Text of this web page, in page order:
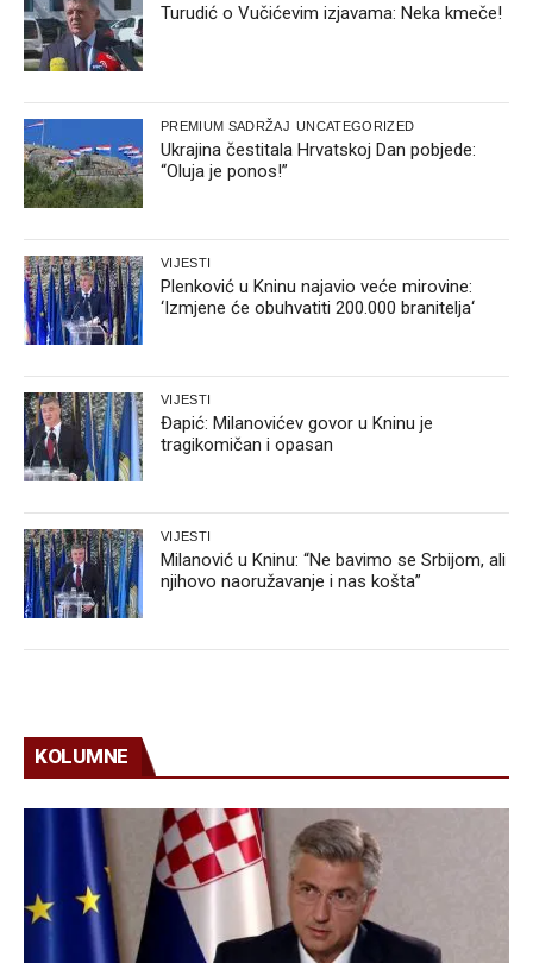
Turudić o Vučićevim izjavama: Neka kmeče!
PREMIUM SADRŽAJ UNCATEGORIZED
Ukrajina čestitala Hrvatskoj Dan pobjede:
“Oluja je ponos!”
VIJESTI
Plenković u Kninu najavio veće mirovine:
‘Izmjene će obuhvatiti 200.000 branitelja‘
VIJESTI
Đapić: Milanovićev govor u Kninu je
tragikomičan i opasan
VIJESTI
Milanović u Kninu: “Ne bavimo se Srbijom, ali
njihovo naoružavanje i nas košta”
KOLUMNE